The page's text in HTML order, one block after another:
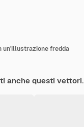
un'illustrazione fredda
anche questi vettori.